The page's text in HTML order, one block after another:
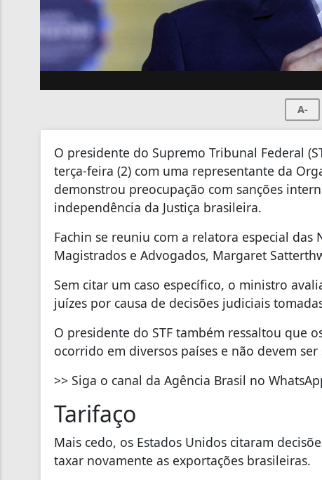
A-
O presidente do Supremo Tribunal Federal
terça-feira (2) com uma representante da
demonstrou preocupação com sanções
independência da Justiça brasileira.
Fachin se reuniu com a relatora especial das
Magistrados e Advogados, Margaret
Sem citar um caso específico, o ministro
juízes por causa de decisões judiciais
O presidente do STF também ressaltou que
ocorrido em diversos países e não devem
>> Siga o canal da Agência Brasil no
Tarifaço
Mais cedo, os Estados Unidos citaram
taxar novamente as exportações brasileiras.